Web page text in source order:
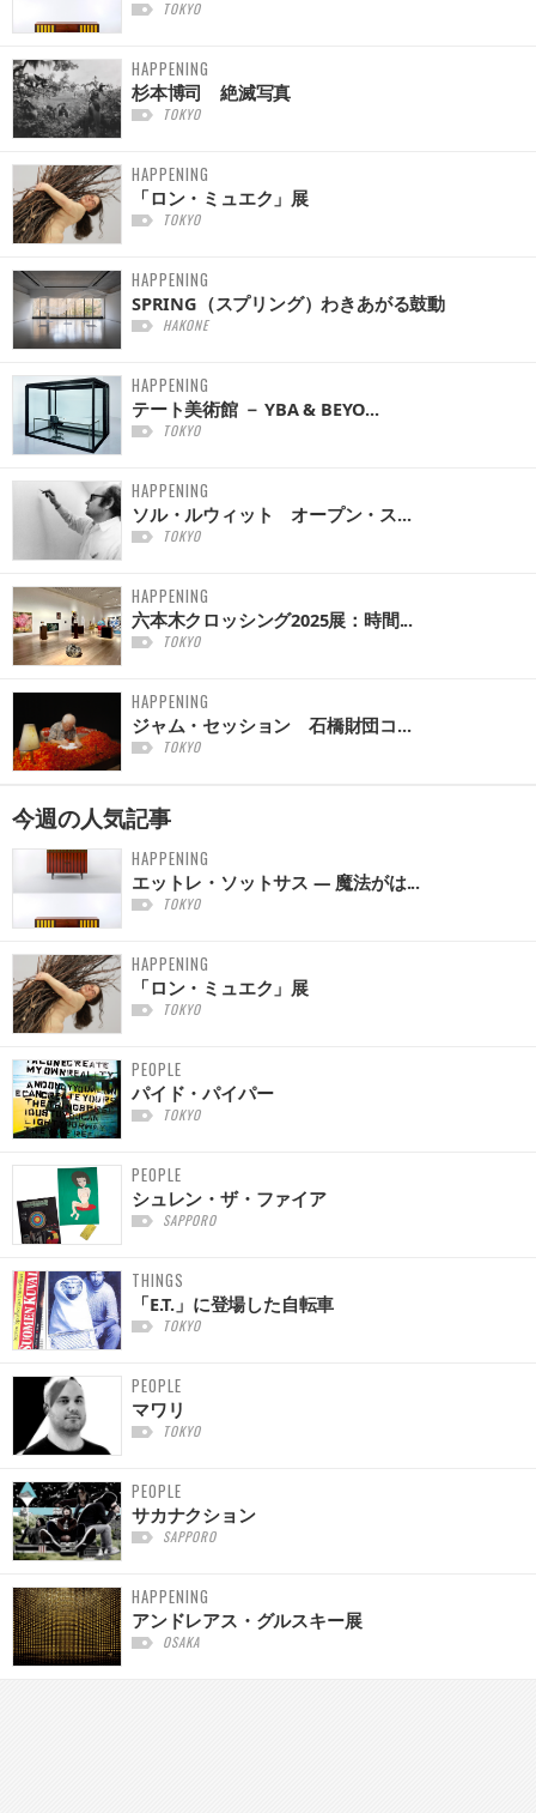
TOKYO
HAPPENING
杉本博司 絶滅写真
TOKYO
HAPPENING
「ロン・ミュエク」展
TOKYO
HAPPENING
SPRING（スプリング）わきあがる鼓動
HAKONE
HAPPENING
テート美術館 － YBA & BEYO...
TOKYO
HAPPENING
ソル・ルウィット オープン・ス...
TOKYO
HAPPENING
六本木クロッシング2025展：時間...
TOKYO
HAPPENING
ジャム・セッション 石橋財団コ...
TOKYO
今週の人気記事
HAPPENING
エットレ・ソットサス — 魔法がは...
TOKYO
HAPPENING
「ロン・ミュエク」展
TOKYO
PEOPLE
パイド・パイパー
TOKYO
PEOPLE
シュレン・ザ・ファイア
SAPPORO
THINGS
「E.T.」に登場した自転車
TOKYO
PEOPLE
マワリ
TOKYO
PEOPLE
サカナクション
SAPPORO
HAPPENING
アンドレアス・グルスキー展
OSAKA